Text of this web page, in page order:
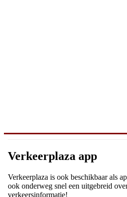
Verkeerplaza app
Verkeerplaza is ook beschikbaar als
ook onderweg snel een uitgebreid
verkeersinformatie!